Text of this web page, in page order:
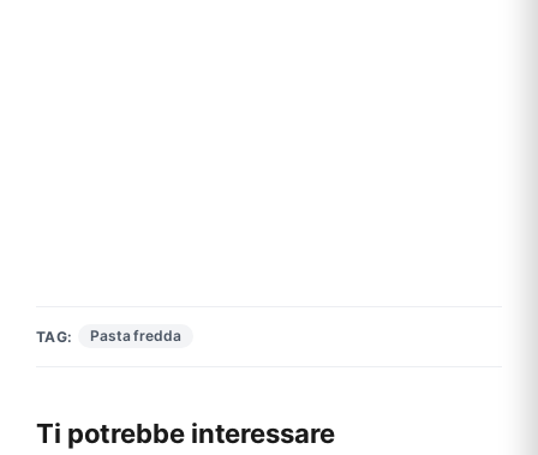
TAG: Pasta fredda
Ti potrebbe interessare